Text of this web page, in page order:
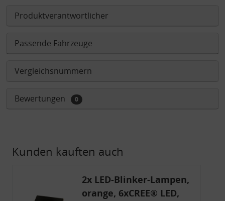
Produktverantwortlicher
Passende Fahrzeuge
Vergleichsnummern
Bewertungen 0
Kunden kauften auch
2x LED-Blinker-Lampen,
orange, 6xCREE® LED,